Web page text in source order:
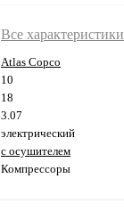
Все характеристики
Atlas Copco
10
18
3.07
электрический
с осушителем
Компрессоры